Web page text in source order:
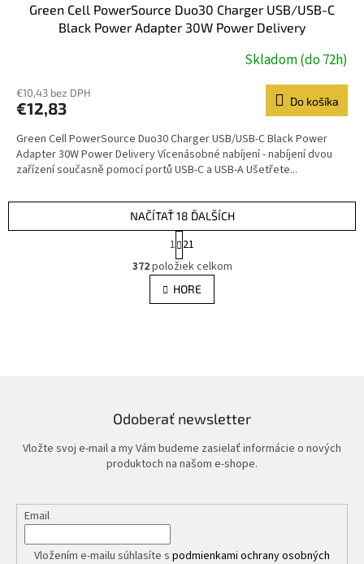
Green Cell PowerSource Duo30 Charger USB/USB-C
Black Power Adapter 30W Power Delivery
Skladom (do 72h)
€10,43 bez DPH
€12,83 Do košíka
Green Cell PowerSource Duo30 Charger USB/USB-C Black Power
Adapter 30W Power Delivery Vícenásobné nabíjení - nabíjení dvou
zařízení současně pomocí portů USB-C a USB-A Ušetřete...
O
v
l
á
r
v
k
y
p
u
NAČÍTAŤ 18 ĎALŠÍCH
S
t
r
á
n
k
1 21
372položiek celkom
HORE
Odoberať newsletter
Vložte svoj e-mail a my Vám budeme zasielať informácie o nových
produktoch na našom e-shope.
Email
Vložením e-mailu súhlasíte s podmienkami ochrany osobných